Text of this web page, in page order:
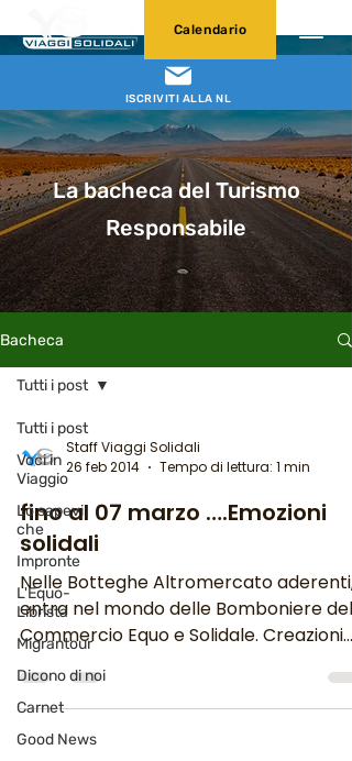
ISCRIVITI ALLA NL
Calendario
La bacheca del Turismo
Responsabile
Bacheca
Tutti i post
Voci in
Viaggio
Lo sapevi
che
Impronte
L'Equo-
Librista
Migrantour
Dicono di noi
Carnet
Good News
Tutti i post
Staff Viaggi Solidali
26 feb 2014
Tempo di lettura: 1 min
fino al 07 marzo ….Emozioni
solidali
Nelle Botteghe Altromercato aderenti,
entra nel mondo delle Bomboniere del
Commercio Equo e Solidale. Creazioni